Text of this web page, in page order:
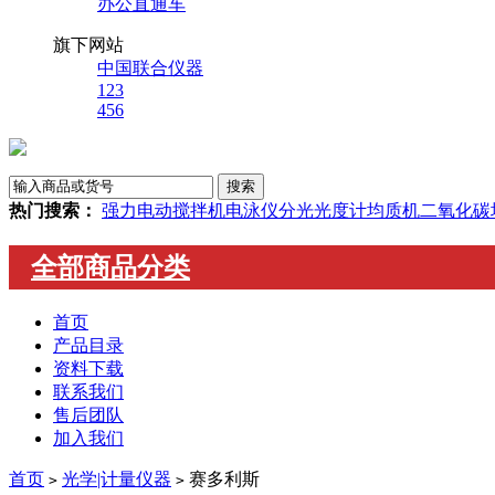
办公直通车
旗下网站
中国联合仪器
123
456
热门搜索： 强力电动搅拌机电泳仪分光光度计均质机二氧化碳
全部商品分类
首页
产品目录
资料下载
联系我们
售后团队
加入我们
首页 > 光学|计量仪器 > 赛多利斯